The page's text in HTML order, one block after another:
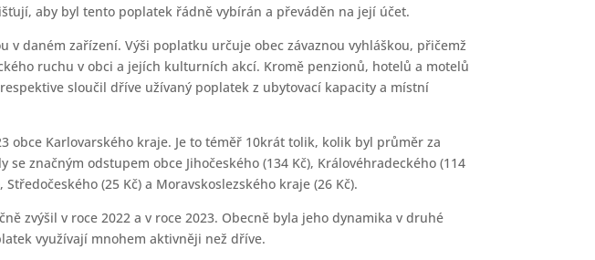
aby byl tento poplatek řádně vybírán a převáděn na její účet.
daném zařízení. Výši poplatku určuje obec závaznou vyhláškou, přičemž
ruchu v obci a jejích kulturních akcí. Kromě penzionů, hotelů a motelů
sloučil dříve užívaný poplatek z ubytovací kapacity a místní
obce Karlovarského kraje. Je to téměř 10krát tolik, kolik byl průměr za
značným odstupem obce Jihočeského (134 Kč), Královéhradeckého (114
(25 Kč) a Moravskoslezského kraje (26 Kč).
zvýšil v roce 2022 a v roce 2023. Obecně byla jeho dynamika v druhé
využívají mnohem aktivněji než dříve.